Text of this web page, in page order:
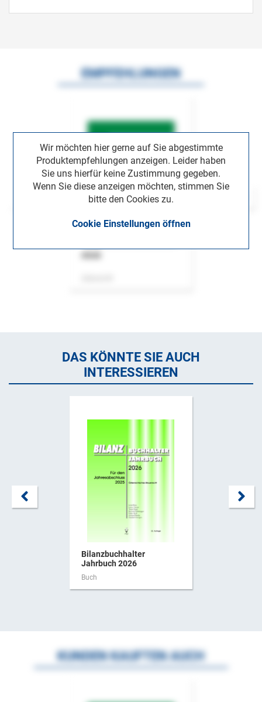
Wir möchten hier gerne auf Sie abgestimmte
Produktempfehlungen anzeigen. Leider haben
Sie uns hierfür keine Zustimmung gegeben.
Wenn Sie diese anzeigen möchten, stimmen Sie
bitte den Cookies zu.
Cookie Einstellungen öffnen
EMPFEHLUNGEN
DAS KÖNNTE SIE AUCH
INTERESSIEREN
Bilanzbuchhalter
Jahrbuch 2026
Buch
KUNDEN KAUFTEN AUCH